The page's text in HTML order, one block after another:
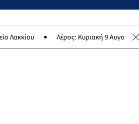
Λέρος: Κυριακή 9 Αυγούστου